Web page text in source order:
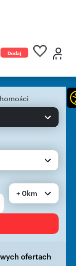
Dodaj
+ 0km
ofertach